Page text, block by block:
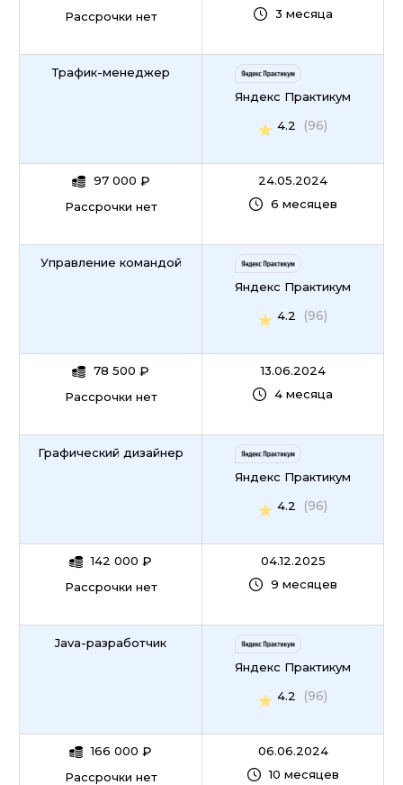
Рассрочки нет
3 месяца
Трафик-менеджер
97 000 ₽
Рассрочки нет
Яндекс Практикум
4.2
(96)
24.05.2024
6 месяцев
Управление командой
78 500 ₽
Рассрочки нет
Яндекс Практикум
4.2
(96)
13.06.2024
4 месяца
Графический дизайнер
142 000 ₽
Рассрочки нет
Яндекс Практикум
4.2
(96)
04.12.2025
9 месяцев
Java-разработчик
166 000 ₽
Рассрочки нет
Яндекс Практикум
4.2
(96)
06.06.2024
10 месяцев